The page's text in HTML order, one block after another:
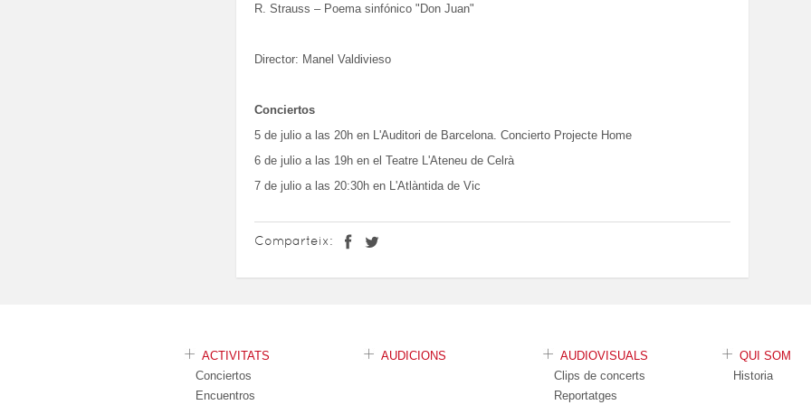
R. Strauss – Poema sinfónico "Don Juan"
Director: Manel Valdivieso
Conciertos
5 de julio a las 20h en L'Auditori de Barcelona. Concierto Projecte Home
6 de julio a las 19h en el Teatre L'Ateneu de Celrà
7 de julio a las 20:30h en L'Atlàntida de Vic
Comparteix:
ACTIVITATS
Conciertos
Encuentros
AUDICIONS
AUDIOVISUALS
Clips de concerts
Reportatges
QUI SOM
Historia